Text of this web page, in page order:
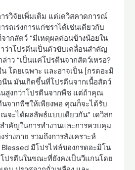
รวิจัยเพิ่มเติม แต่เดวิสคาดการณ์
ถเร่งการแก่ชราได้เช่นเดียวกับ
กสัตว์ “มีเหตุผลค่อนข้างน้อยใน
ว่าโปรตีนเป็นตัวขับเคลื่อนสำคัญ
ล่าว “เป็นแค่โปรตีนจากสัตว์เหรอ?
โดยเฉพาะ และอาจเป็น [กรดอะมิ
นีน มันเกิดขึ้นที่โปรตีนจากเนื้อสัตว์
สูงกว่าโปรตีนจากพืช แต่ถ้าคุณ
จากพืชให้เพียงพอ คุณก็จะได้รับ
จะได้ผลลัพธ์แบบเดียวกัน” เดวิสก
ำคัญในการทำงานและการควบคุม
ร่างกาย รวมถึงการสังเคราะห์
มีโปรไฟล์ของกรดอะมิโน
โปรตีนในขณะที่ยังคงเป็นวีแกนโดย